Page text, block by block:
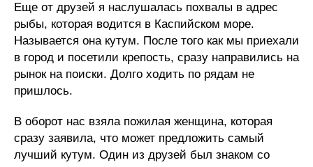
Еще от друзей я наслушалась похвалы в адрес
рыбы, которая водится в Каспийском море.
Называется она кутум. После того как мы приехали
в город и посетили крепость, сразу направились на
рынок на поиски. Долго ходить по рядам не
пришлось.
В оборот нас взяла пожилая женщина, которая
сразу заявила, что может предложить самый
лучший кутум. Один из друзей был знаком со